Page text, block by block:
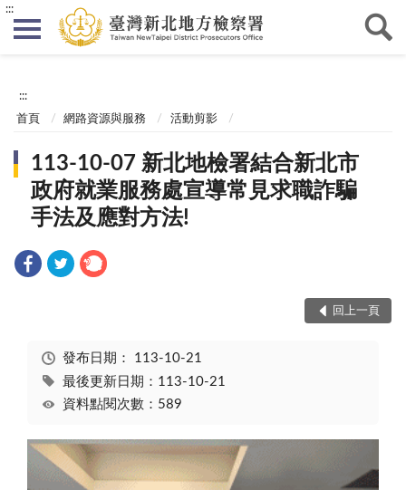
:::
:::
首頁 網路資源與服務 活動剪影
113-10-07 新北地檢署結合新北市
政府就業服務處宣導常見求職詐騙
手法及應對方法!
回上一頁
發布日期： 113-10-21
最後更新日期：113-10-21
資料點閱次數：589